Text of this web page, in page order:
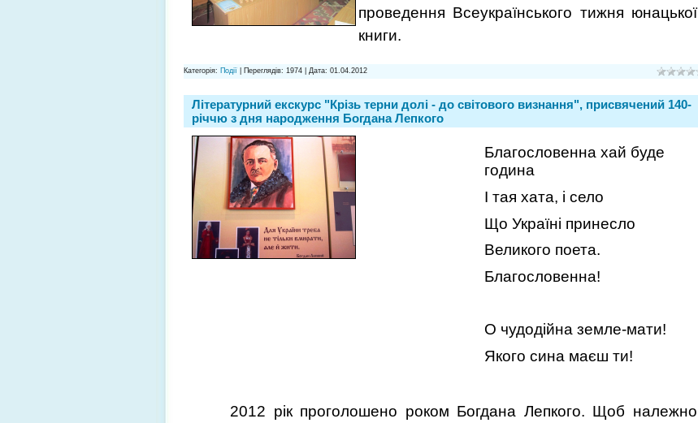
проведення Всеукраїнського тижня юнацької
книги.
Категорія: Події | Переглядів: 1974 | Дата: 01.04.2012
Літературний екскурс "Крізь терни долі - до світового визнання", присвячений 140-
річчю з дня народження Богдана Лепкого
Благословенна хай буде
година
І тая хата, і село
Що Україні принесло
Великого поета.
Благословенна!
О чудодійна земле-мати!
Якого сина маєш ти!
2012 рік проголошено роком Богдана Лепкого. Щоб належно